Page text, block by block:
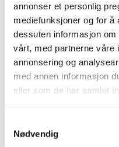
annonser et personlig
mediefunksjoner og for å
dessuten informasjon
vårt, med partnerne våre
annonsering og
med annen informasjon
eller som de har samlet
Nødvendig
Relaterte